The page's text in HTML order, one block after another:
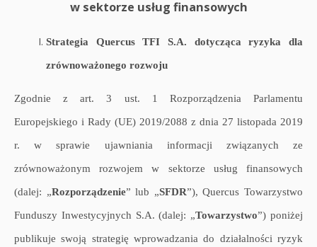
w sektorze usług finansowych
Strategia Quercus TFI S.A. dotycząca ryzyka dla
zrównoważonego rozwoju
Zgodnie z art. 3 ust. 1 Rozporządzenia Parlamentu
Europejskiego i Rady (UE) 2019/2088 z dnia 27 listopada 2019
r. w sprawie ujawniania informacji związanych ze
zrównoważonym rozwojem w sektorze usług finansowych
(dalej: „Rozporządzenie” lub „SFDR”), Quercus Towarzystwo
Funduszy Inwestycyjnych S.A. (dalej: „Towarzystwo”) poniżej
publikuje swoją strategię wprowadzania do działalności ryzyk